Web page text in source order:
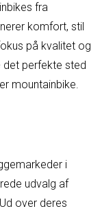
fra
komfort, stil
på kvalitet og
det perfekte sted
mountainbike.
i
udvalg af
over deres